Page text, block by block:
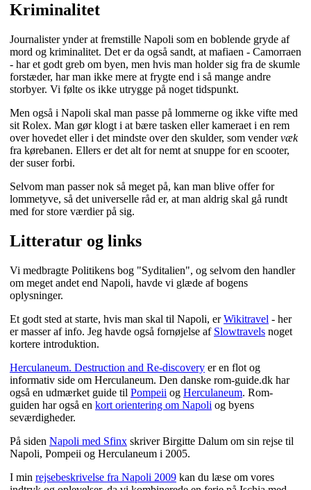
Kriminalitet
Journalister ynder at fremstille Napoli som en boblende gryde af
mord og kriminalitet. Det er da også sandt, at mafiaen - Camorraen
- har et godt greb om byen, men hvis man holder sig fra de skumle
forstæder, har man ikke mere at frygte end i så mange andre
storbyer. Vi følte os ikke utrygge på noget tidspunkt.
Men også i Napoli skal man passe på lommerne og ikke vifte med
sit Rolex. Man gør klogt i at bære tasken eller kameraet i en rem
over hovedet eller i det mindste over den skulder, som vendervæk
fra kørebanen. Ellers er det alt for nemt at snuppe for en scooter,
der suser forbi.
Selvom man passer nok så meget på, kan man blive offer for
lommetyve, så det universelle råd er, at man aldrig skal gå rundt
med for store værdier på sig.
Litteratur og links
Vi medbragte Politikens bog "Syditalien", og selvom den handler
om meget andet end Napoli, havde vi glæde af bogens
oplysninger.
Et godt sted at starte, hvis man skal til Napoli, erWikitravel - her
er masser af info. Jeg havde også fornøjelse af Slowtravels noget
kortere introduktion.
Herculaneum. Destruction and Re-discovery er en flot og
informativ side om Herculaneum. Den danske rom-guide.dk har
også en udmærket guide til Pompeii og Herculaneum. Rom-
guiden har også en kort orientering om Napoli og byens
seværdigheder.
På siden Napoli med Sfinx skriver Birgitte Dalum om sin rejse til
Napoli, Pompeii og Herculaneum i 2005.
I min rejsebeskrivelse fra Napoli 2009 kan du læse om vores